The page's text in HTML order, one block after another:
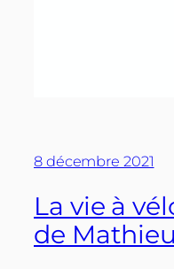
8 décembre 2021
La vie à
de Mathieu